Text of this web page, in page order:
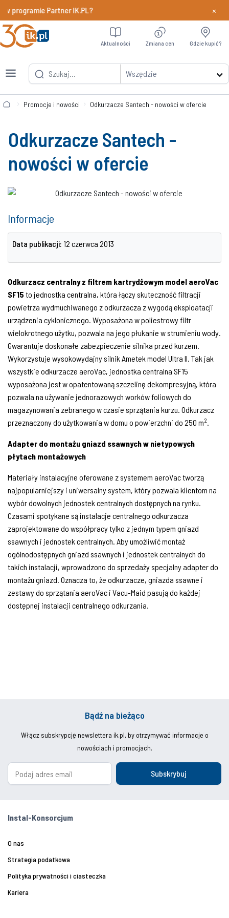
programie Partner IK.PL? Dowiedz
×
Wszędzie
Aktualności Zmiana cen Gdzie kupić?
Promocje i nowości Odkurzacze Santech - nowości w ofercie
Odkurzacze Santech -
nowości w ofercie
Informacje
Data publikacji: 12 czerwca 2013
Odkurzacz centralny z filtrem kartrydżowym model aeroVac
SF15 to jednostka centralna, która łączy skuteczność filtracji
powietrza wydmuchiwanego z odkurzacza z wygodą eksploatacji
urządzenia cyklonicznego. Wyposażona w poliestrowy filtr
wielokrotnego użytku, pozwala na jego płukanie w strumieniu wody.
Gwarantuje doskonałe zabezpieczenie silnika przed kurzem.
Wykorzystuje wysokowydajny silnik Ametek model Ultra II. Tak jak
wszystkie odkurzacze aeroVac, jednostka centralna SF15
wyposażona jest w opatentowaną szczelinę dekompresyjną, która
pozwala na używanie jednorazowych worków foliowych do
magazynowania zebranego w czasie sprzątania kurzu. Odkurzacz
przeznaczony do użytkowania w domu o powierzchni do 250 m2.
Adapter do montażu gniazd ssawnych w nietypowych
płytach montażowych
Materiały instalacyjne oferowane z systemem aeroVac tworzą
najpopularniejszy i uniwersalny system, który pozwala klientom na
wybór dowolnych jednostek centralnych dostępnych na rynku.
Czasami spotykane są instalacje centralnego odkurzacza
zaprojektowane do współpracy tylko z jednym typem gniazd
ssawnych i jednostek centralnych. Aby umożliwić montaż
ogólnodostępnych gniazd ssawnych i jednostek centralnych do
takich instalacji, wprowadzono do sprzedaży specjalny adapter do
montażu gniazd. Oznacza to, że odkurzacze, gniazda ssawne i
zestawy do sprzątania aeroVac i Vacu-Maid pasują do każdej
dostępnej instalacji centralnego odkurzania.
Bądź na bieżąco
Włącz subskrypcję newslettera ik.pl, by otrzymywać informacje o
nowościach i promocjach.
Subskrybuj
Instal-Konsorcjum
O nas
Strategia podatkowa
Polityka prywatności i ciasteczka
Kariera